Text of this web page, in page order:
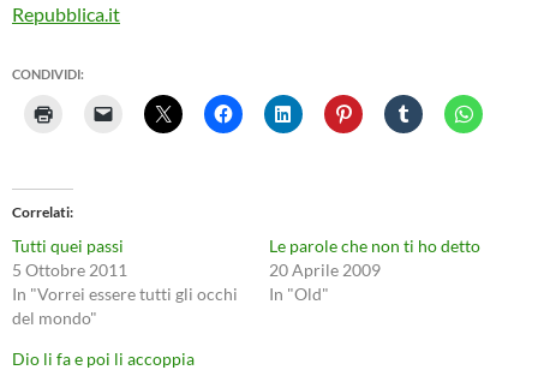
Repubblica.it
CONDIVIDI:
Correlati
Tutti quei passi
5 Ottobre 2011
In "Vorrei essere tutti gli occhi
del mondo"
Le parole che non ti ho detto
20 Aprile 2009
In "Old"
Dio li fa e poi li accoppia